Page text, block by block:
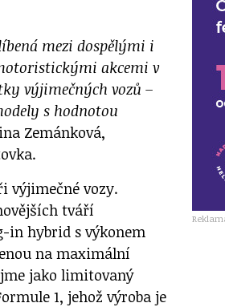
mezi dospělými i
akcemi v
výjimečných vozů –
s hodnotou
Zemánková,
výjimečné vozy.
tváří
in hybrid s výkonem
na maximální
jako limitovaný
1, jehož výroba je